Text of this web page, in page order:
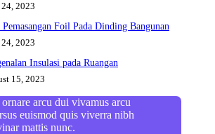
24, 2023
Pemasangan Foil Pada Dinding Bangunan
24, 2023
Insulasi pada Ruangan
15, 2023
ornare arcu dui vivamus arcu
euismod quis viverra nibh
mattis nunc.